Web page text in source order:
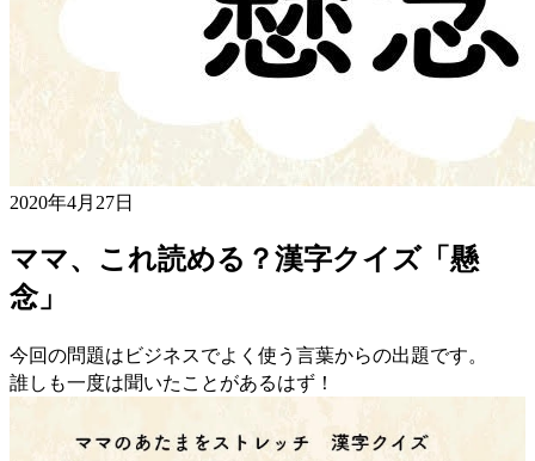
2020年4月27日
ママ、これ読める？漢字クイズ「懸
念」
今回の問題はビジネスでよく使う言葉からの出題です。
誰しも一度は聞いたことがあるはず！